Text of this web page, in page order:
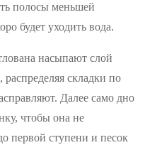
полосы меньшей
будет уходить вода.
насыпают слой
складки по
Далее само дно
чтобы она не
первой ступени и песок